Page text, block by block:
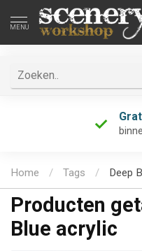
MENU
Home / Tags / Deep
Producten
Blue acrylic